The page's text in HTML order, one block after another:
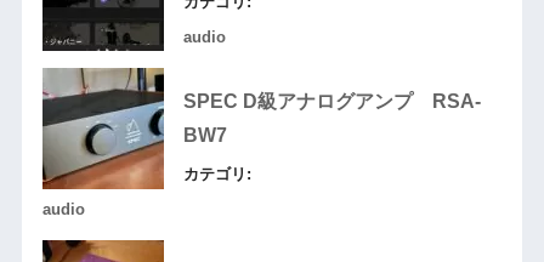
audio
SPEC D級アナログアンプ RSA-
BW7
カテゴリ:
audio